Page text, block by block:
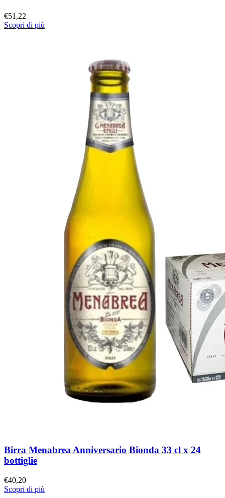
€51,22
Scopri di più
Birra Menabrea Anniversario Bionda 33 cl x 24
bottiglie
€40,20
Scopri di più